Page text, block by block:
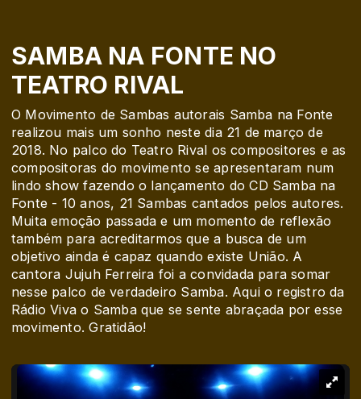
SAMBA NA FONTE NO
TEATRO RIVAL
O Movimento de Sambas autorais Samba na Fonte
realizou mais um sonho neste dia 21 de março de
2018. No palco do Teatro Rival os compositores e as
compositoras do movimento se apresentaram num
lindo show fazendo o lançamento do CD Samba na
Fonte - 10 anos, 21 Sambas cantados pelos autores.
Muita emoção passada e um momento de reflexão
também para acreditarmos que a busca de um
objetivo ainda é capaz quando existe União. A
cantora Jujuh Ferreira foi a convidada para somar
nesse palco de verdadeiro Samba. Aqui o registro da
Rádio Viva o Samba que se sente abraçada por esse
movimento. Gratidão!